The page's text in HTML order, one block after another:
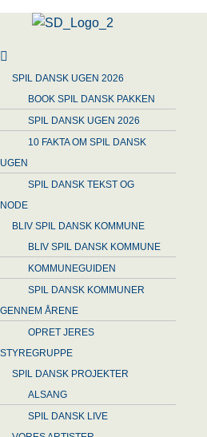
Menu
SPIL DANSK UGEN 2026
BOOK SPIL DANSK PAKKEN
SPIL DANSK UGEN 2026
10 FAKTA OM SPIL DANSK
UGEN
SPIL DANSK TEKST OG
NODE
BLIV SPIL DANSK KOMMUNE
BLIV SPIL DANSK KOMMUNE
KOMMUNEGUIDEN
SPIL DANSK KOMMUNER
GENNEM ÅRENE
OPRET JERES
STYREGRUPPE
SPIL DANSK PROJEKTER
ALSANG
SPIL DANSK LIVE